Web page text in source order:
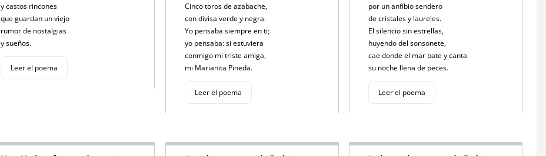
y castos rincones
que guardan un viejo
rumor de nostalgias
y sueños.
Leer el poema
Cinco toros de azabache,
con divisa verde y negra.
Yo pensaba siempre en ti;
yo pensaba: si estuviera
conmigo mi triste amiga,
mi Marianita Pineda.
Leer el poema
por un anfibio sendero
de cristales y laureles.
El silencio sin estrellas,
huyendo del sonsonete,
cae donde el mar bate y canta
su noche llena de peces.
Leer el poema